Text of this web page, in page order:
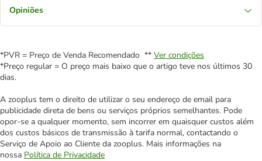
Opiniões
*PVR = Preço de Venda Recomendado ** Ver condições
*Preço regular = O preço mais baixo que o artigo teve nos últimos 30
dias.
A zooplus tem o direito de utilizar o seu endereço de email para
publicidade direta de bens ou serviços próprios semelhantes. Pode
opor-se a qualquer momento, sem incorrer em quaisquer custos além
dos custos básicos de transmissão à tarifa normal, contactando o
Serviço de Apoio ao Cliente da zooplus. Mais informações na
nossa Política de Privacidade